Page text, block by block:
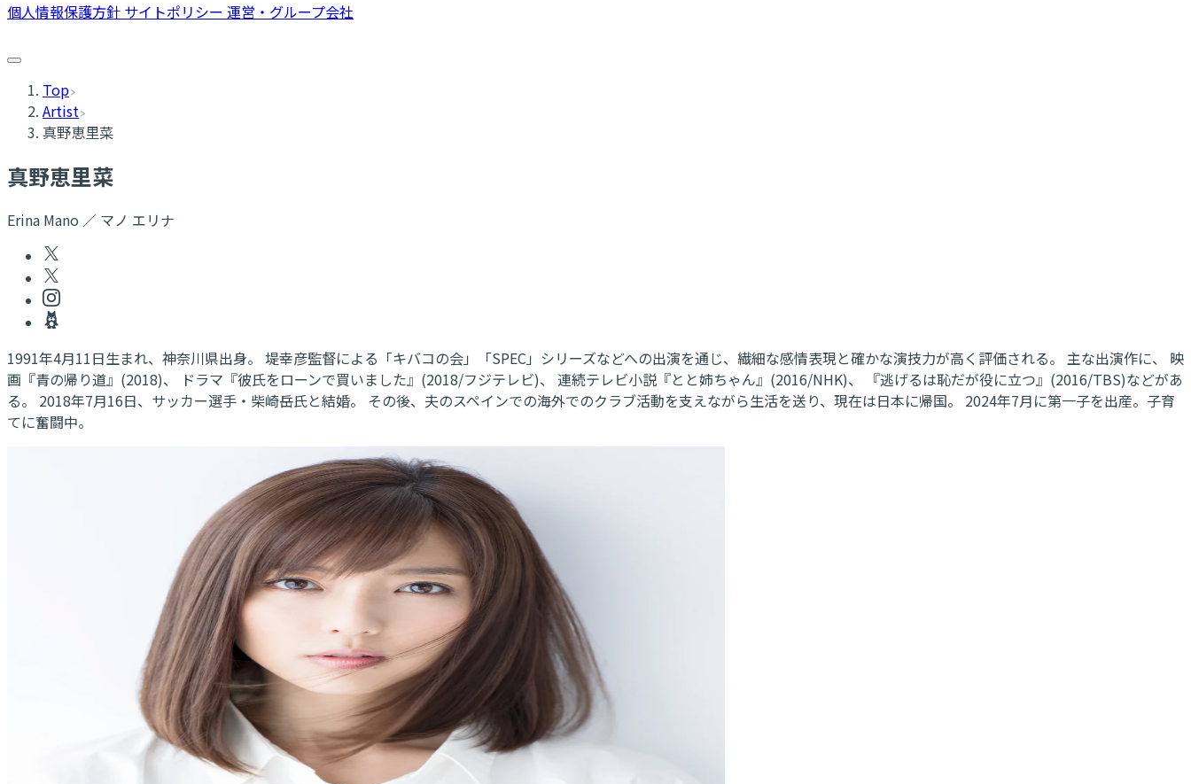
個人情報保護方針 サイトポリシー 運営・グループ会社
Top
Artist
真野恵里菜
真野恵里菜
Erina Mano ／ マノ エリナ
1991年4月11日生まれ、神奈川県出身。 堤幸彦監督による「キバコの会」「SPEC」シリーズなどへの出演を通じ、繊細な感情表現と確かな演技力が高く評価される。 主な出演作に、 映
画『青の帰り道』(2018)、 ドラマ『彼氏をローンで買いました』(2018/フジテレビ)、 連続テレビ小説『とと姉ちゃん』(2016/NHK)、 『逃げるは恥だが役に立つ』(2016/TBS)などがあ
る。 2018年7月16日、サッカー選手・柴崎岳氏と結婚。 その後、夫のスペインでの海外でのクラブ活動を支えながら生活を送り、現在は日本に帰国。 2024年7月に第一子を出産。子育
てに奮闘中。